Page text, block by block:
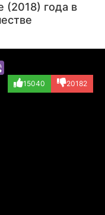
(2018) года в
15040 20182